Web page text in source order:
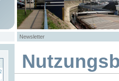
Newsletter